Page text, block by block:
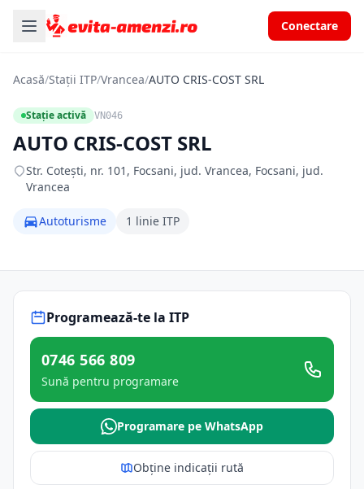
Conectare
Acasă/Stații ITP/Vrancea/AUTO CRIS-COST SRL
Stație activă VN046
AUTO CRIS-COST SRL
Str. Coteşti, nr. 101, Focsani, jud. Vrancea, Focsani, jud.
Vrancea
Autoturisme 1 linie ITP
Programează-te la ITP
0746 566 809
Sună pentru programare
Programare pe WhatsApp
Obține indicații rută